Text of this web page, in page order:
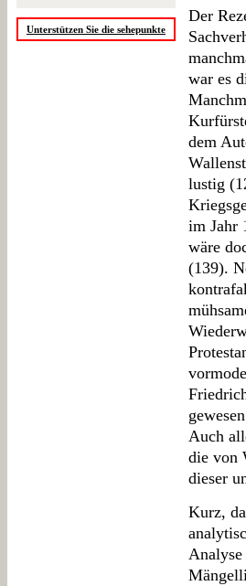
Unterstützen Sie die sehepunkte
Der
war es
dem
lustig
im Jahr
wäre
(139).
Auch
die von
dieser
Kurz,